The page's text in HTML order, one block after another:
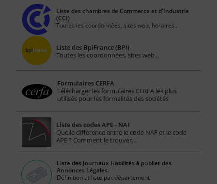
Liste des chambres de Commerce et d'Industrie
(CCI)
Toutes les coordonnées, sites web, horaires...
Liste des BpiFrance (BPI)
Toutes les coordonnées, sites web...
Formulaires CERFA
Télécharger les formulaires CERFA les plus
utilisés pour les formalités des sociétés
Liste des codes APE - NAF
Quelle différence entre le code NAF et le code
APE ? Comment le trouver…
Liste des Journaux Habilités à publier des
Annonces Légales.
Définition et liste par département